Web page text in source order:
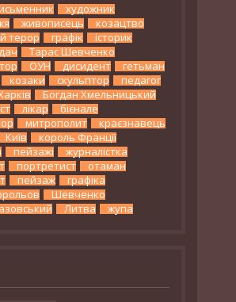
художник
живописець
козацтво
терор
графік
історик
Тарас Шевченко
ОУН дисидент
гетьман
козаки скульптор
педагог
Богдан Хмельницький
лікар
бієнале
митрополит
краєзнавець
Київ
король Франції
пейзажі
журналістка
портретист
отаман
пейзаж
графіка
Шевченко
Литва жупа